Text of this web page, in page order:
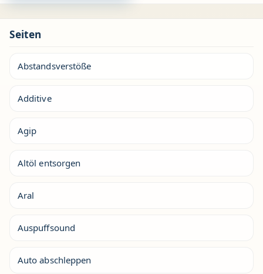
Seiten
Abstandsverstöße
Additive
Agip
Altöl entsorgen
Aral
Auspuffsound
Auto abschleppen